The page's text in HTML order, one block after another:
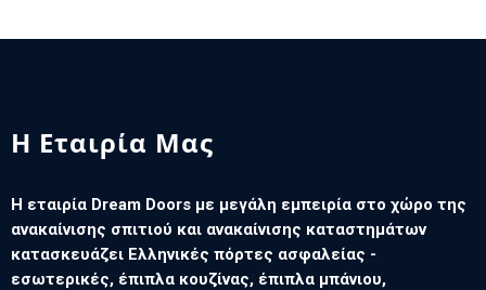
Η Εταιρία Μας
Η εταιρία Dream Doors με μεγάλη εμπειρία στο χώρο της
ανακαίνισης σπιτιού και ανακαίνισης καταστημάτων
κατασκευάζει Ελληνικές πόρτες ασφαλείας -
εσωτερικές, έπιπλα κουζίνας, έπιπλα μπάνιου,